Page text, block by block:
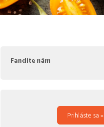
Fandite nám
Prihláste sa »